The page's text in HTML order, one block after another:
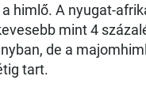
himlő. A nyugat-
mint 4
de a
tart.